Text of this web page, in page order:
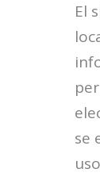
El
se